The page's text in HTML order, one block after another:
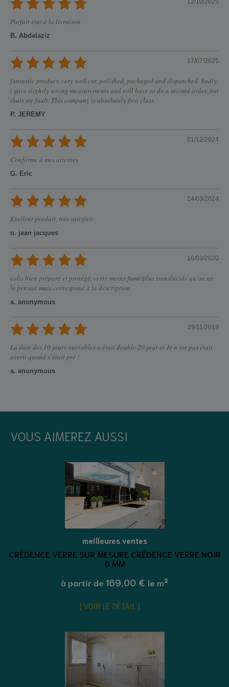
Parfait état à la livraison
B. Abdelaziz
17/07/2025
fantastic product, very well cut, polished, packaged and dispatched. Sadly
i gave slightly wrong measurements and will have to do a second order, but
thats my fault. This company is absolutely first class.
P. JEREMY
01/12/2024
Conforme à mes attentes
G. Eric
24/03/2024
Exellent produit, très satisfait
o. jean jacques
16/03/2020
colis bien préparé et protégé, verre moins fumé/plus translucide qu'on ne
le pensait mais correspond à la description
a. anonymous
29/11/2019
La date des 10 jours ouvrables a était double 20 jour et Je n’est pas était
averti quand s’était pré !
a. anonymous
VOUS AIMEREZ AUSSI
meilleures ventes
CRÉDENCE VERRE SUR MESURE CRÉDENCE VERRE NOIR
6 MM
à partir de 169,00 € le m²
VOIR LE DÉTAIL